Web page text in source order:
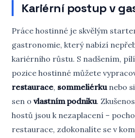
Kariérní postup v
Práce hostinné je skvělým
gastronomie, který nabízí
kariérního růstu. S nadšením,
pozice hostinné můžete
restaurace, sommeliérkunebo
sen o vlastním podniku.
hostů jsou k nezaplacení –
restaurace, zdokonalíte se v